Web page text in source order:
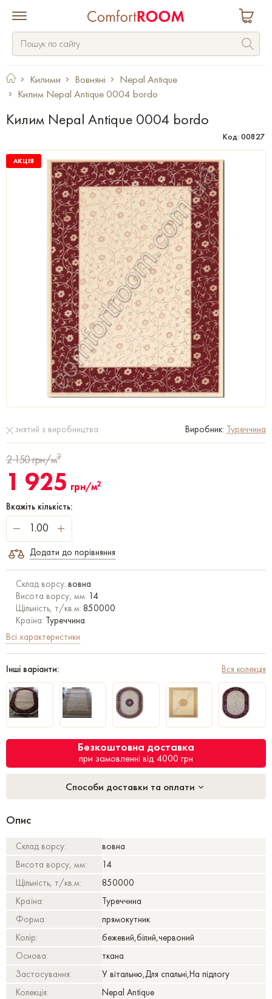
Килими Вовняні
Nepal Antique
Килим Nepal Antique 0004 bordo
Килим Nepal Antique 0004 bordo
Код: 00827
АКЦІЯ
знятий з виробництва Виробник: Туреччина
2 150грн/м2
1 925 грн/м2
Вкажіть кількість:
Додати до порівняння
Склад ворсу: вовна
Висота ворсу, мм: 14
Щільність, т/кв.м: 850000
Країна: Туреччина
Всі характеристики
Інші варіанти: Вся колекція
Безкоштовна доставка
при замовленні від 4000 грн
Способи доставки та оплати
Опис
Склад ворсу:
вовна
Висота ворсу, мм:
14
Щільність, т/кв.м:
850000
Країна:
Туреччина
Форма:
прямокутник
Колір:
бежевий,білий,червоний
Основа:
ткана
Застосування:
У вітальню,Для спальні,На підлогу
Колекція:
Nepal Antique